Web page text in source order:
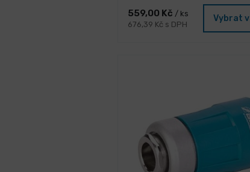
559,00 Kč / ks
676,39 Kč s DPH
Vybrat